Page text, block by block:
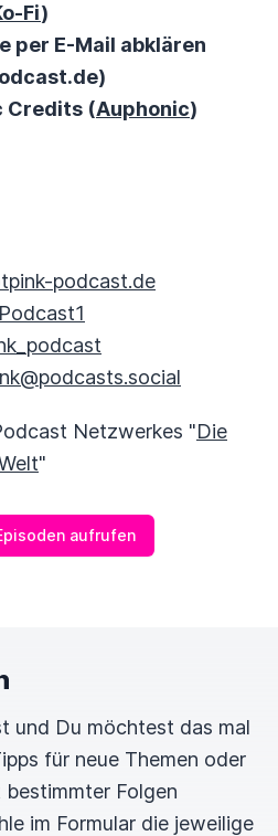
Fi)
per E-Mail abklären
Credits (Auphonic)
podcast.de
Netzwerkes "Die
"
aufrufen
und Du möchtest das mal
für neue Themen oder
Folgen
im Formular die jeweilige